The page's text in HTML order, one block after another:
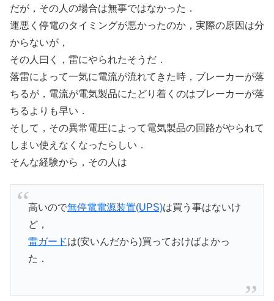
だが，その人の場合は無事ではなかった．
運悪く停電のタイミングが悪かったのか，実際の原因は分
からないが，
その人曰く，雷にやられたそうだ．
落雷によって一気に電流が流れてきた時，ブレーカーが落
ちるが，電流が電気製品にたどり着くのはブレーカーが落
ちるよりも早い．
そして，その異常電圧によって電気製品の回路がやられて
しまい使えなくなったらしい．
そんな経験から，その人は
高いので無停電電源装置(UPS)は買う事はないけ
ど，
雷ガードは(安いんだから)買っておけばよかっ
た．